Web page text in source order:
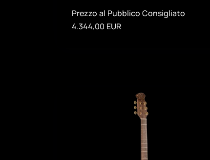
Prezzo al Pubblico Consigliato
4.344,00 EUR